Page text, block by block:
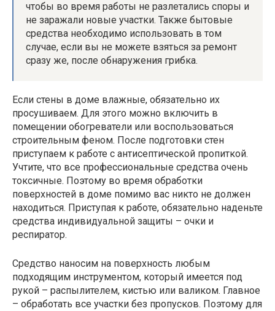
чтобы во время работы не разлетались споры и
не заражали новые участки. Также бытовые
средства необходимо использовать в том
случае, если вы не можете взяться за ремонт
сразу же, после обнаружения грибка.
Если стены в доме влажные, обязательно их
просушиваем. Для этого можно включить в
помещении обогреватели или воспользоваться
строительным феном. После подготовки стен
приступаем к работе с антисептической пропиткой.
Учтите, что все профессиональные средства очень
токсичные. Поэтому во время обработки
поверхностей в доме помимо вас никто не должен
находиться. Приступая к работе, обязательно наденьте
средства индивидуальной защиты – очки и
респиратор.
Средство наносим на поверхность любым
подходящим инструментом, который имеется под
рукой – распылителем, кистью или валиком. Главное
– обработать все участки без пропусков. Поэтому для